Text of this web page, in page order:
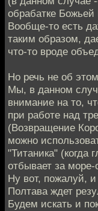
обрабатке
Вообще-то есть
таким образом,
что-то вроде
Но речь не об
Мы, в данном
внимание на то,
при работе над
(Возвращение
можно
"Титаника" (когда
отбывает за море-
Ну вот, пожалуй, и
Полтава ждет
Будем искать и